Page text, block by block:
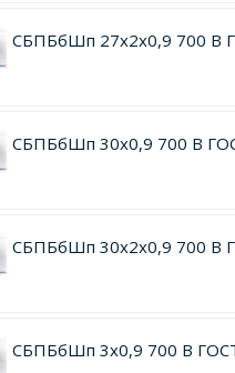
СБПБбШп 27х2х0,9 700 В
СБПБбШп 30х0,9 700 В
СБПБбШп 30х2х0,9 700 В
СБПБбШп 3х0,9 700 В